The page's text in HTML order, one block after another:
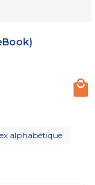
alphabétique